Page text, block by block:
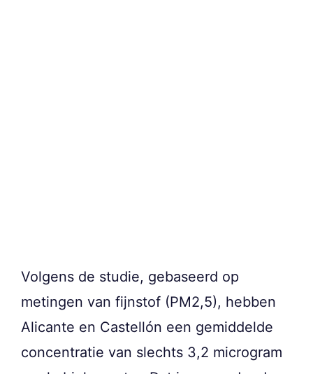
Volgens de studie, gebaseerd op
metingen van fijnstof (PM2,5), hebben
Alicante en Castellón een gemiddelde
concentratie van slechts 3,2 microgram